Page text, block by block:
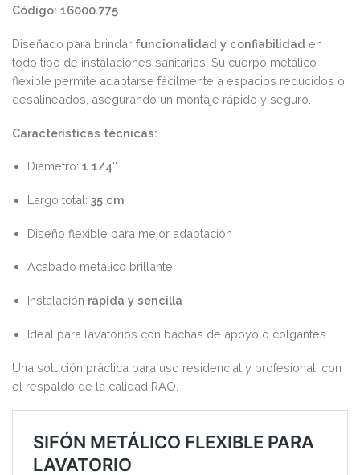
Código: 16000.775
Diseñado para brindar funcionalidad y confiabilidad en
todo tipo de instalaciones sanitarias. Su cuerpo metálico
flexible permite adaptarse fácilmente a espacios reducidos o
desalineados, asegurando un montaje rápido y seguro.
Características técnicas:
Diámetro: 1 1/4″
Largo total: 35 cm
Diseño flexible para mejor adaptación
Acabado metálico brillante
Instalación rápida y sencilla
Ideal para lavatorios con bachas de apoyo o colgantes
Una solución práctica para uso residencial y profesional, con
el respaldo de la calidad RAO.